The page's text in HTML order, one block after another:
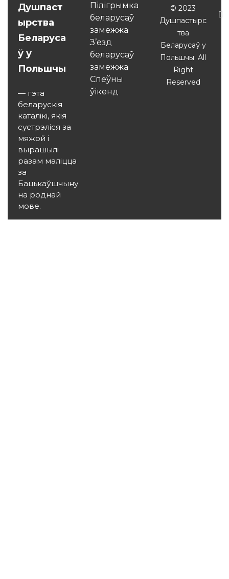
Душпаст
ырства
Беларуса
ў у
Польшчы
— гэта
беларускія
каталікі, якія
сустрэліся за
мяжой і
вырашылі
разам маліцца
за
Бацькаўшчыну
на роднай
мове.
Пілігрымка
беларусаў
замежжа
З’езд
беларусаў
замежжа
Спеўны
ўікенд
© 2023
Душпастырс
тва
Беларусаў у
Польшчы. All
Right
Reserved